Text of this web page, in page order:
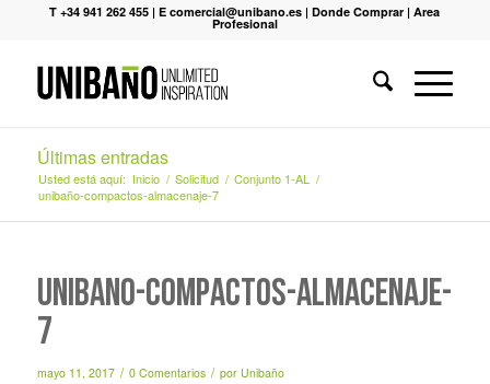
T +34 941 262 455 |E comercial@unibano.es |Donde Comprar |Area
Profesional
Últimas entradas
Usted está aquí: Inicio / Solicitud / Conjunto 1-AL
/
unibaño-compactos-almacenaje-7
unibaño-compactos-almacenaje-
7
mayo 11, 2017 / 0 Comentarios / por Unibaño